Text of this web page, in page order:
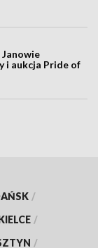
i aukcja Pride of
/
/
/